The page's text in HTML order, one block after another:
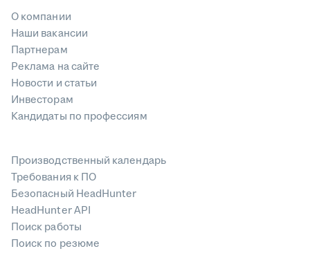
О компании
Наши вакансии
Партнерам
Реклама на сайте
Новости и статьи
Инвесторам
Кандидаты по профессиям
Производственный календарь
Требования к ПО
Безопасный HeadHunter
HeadHunter API
Поиск работы
Поиск по резюме